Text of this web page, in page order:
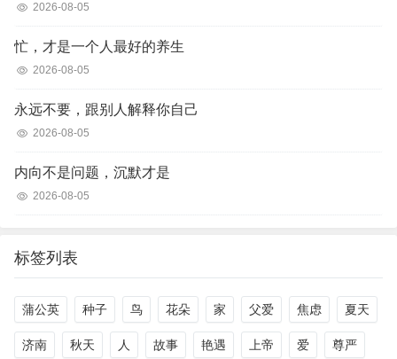
2026-08-05
忙，才是一个人最好的养生
2026-08-05
永远不要，跟别人解释你自己
2026-08-05
内向不是问题，沉默才是
2026-08-05
标签列表
蒲公英 种子 鸟 花朵 家 父爱 焦虑 夏天
济南 秋天 人 故事 艳遇 上帝 爱 尊严